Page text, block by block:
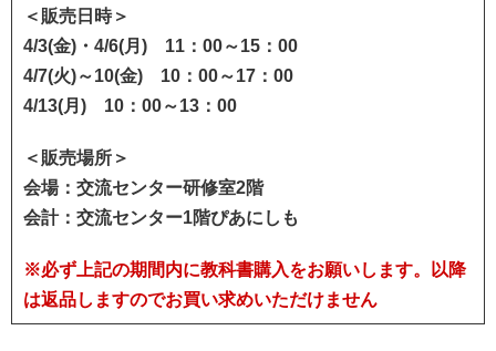
＜販売日時＞
4/3(金)・4/6(月) 11：00～15：00
4/7(火)～10(金) 10：00～17：00
4/13(月) 10：00～13：00
＜販売場所＞
会場：交流センター研修室2階
会計：交流センター1階ぴあにしも
※必ず上記の期間内に教科書購入をお願いします。以降
は返品しますのでお買い求めいただけません